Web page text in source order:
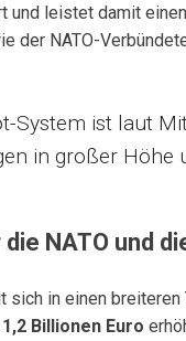
und leistet damit
der NATO-
System ist laut
in großer Höhe
NATO und
sich in einen
1,2 Billionen Euro